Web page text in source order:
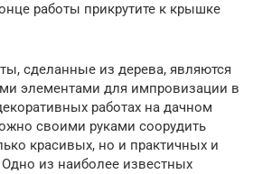
работы прикрутите к крышке
сделанные из дерева, являются
элементами для импровизации в
работах на дачном
своими руками соорудить
красивых, но и практичных и
из наиболее известных